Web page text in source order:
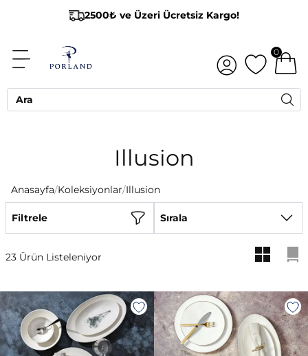
2500₺ ve Üzeri Ücretsiz Kargo!
0
Illusion
Anasayfa/Koleksiyonlar/Illusion
23 Ürün Listeleniyor
Filtrele Sırala